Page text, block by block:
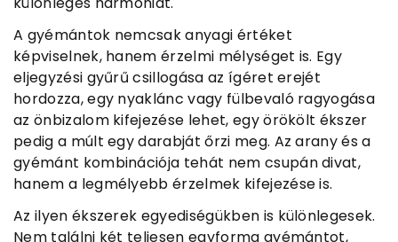
A gyémántok nemcsak anyagi értéket
képviselnek, hanem érzelmi mélységet is. Egy
eljegyzési gyűrű csillogása az ígéret erejét
hordozza, egy nyaklánc vagy fülbevaló ragyogása
az önbizalom kifejezése lehet, egy örökölt ékszer
pedig a múlt egy darabját őrzi meg. Az arany és a
gyémánt kombinációja tehát nem csupán divat,
hanem a legmélyebb érzelmek kifejezése is.
Az ilyen ékszerek egyediségükben is különlegesek.
Nem találni két teljesen egyforma gyémántot,